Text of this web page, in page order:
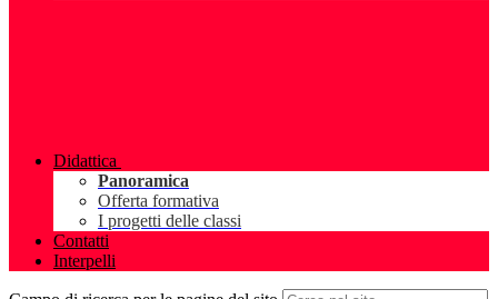
Didattica
Panoramica
Offerta formativa
I progetti delle classi
Contatti
Interpelli